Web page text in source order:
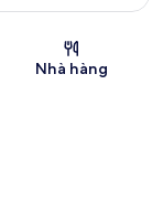
Nhà hàng